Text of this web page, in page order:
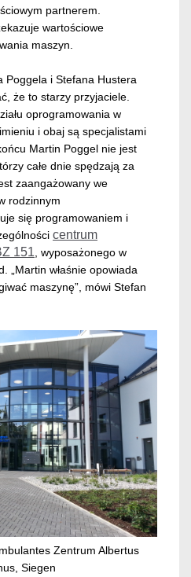
partnerem.
wartościowe
maszyn.
Poggela i Stefana Hustera
że to starzy przyjaciele.
oprogramowania w
i obaj są specjalistami
Martin Poggel nie jest
całe dnie spędzają za
zaangażowany we
rodzinnym
się programowaniem i
centrum
151 , wyposażonego w
„Martin właśnie opowiada
maszynę”, mówi Stefan
Zentrum Albertus
Siegen